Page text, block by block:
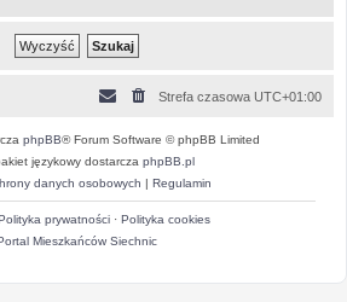
Strefa czasowa UTC+01:00
phpBB® Forum Software © phpBB Limited
językowy dostarcza phpBB.pl
danych osobowych | Regulamin
prywatności· Polityka cookies
Mieszkańców Siechnic